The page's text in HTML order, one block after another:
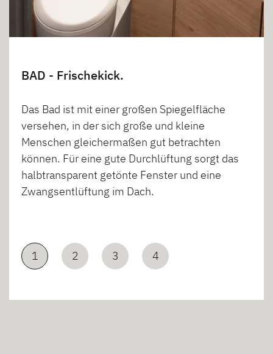
BAD - Frischekick.
Das Bad ist mit einer großen Spiegelfläche
versehen, in der sich große und kleine
Menschen gleichermaßen gut betrachten
können. Für eine gute Durchlüftung sorgt das
halbtransparent getönte Fenster und eine
Zwangsentlüftung im Dach.
1 2 3 4